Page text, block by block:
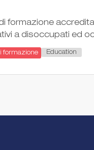
formazione
a disoccupati ed
formazione Education